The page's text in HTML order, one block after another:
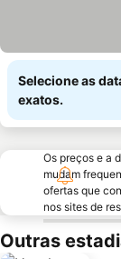
Selecione as
exatos.
Os preços e a
mudam
ofertas que
nos sites de
Outras